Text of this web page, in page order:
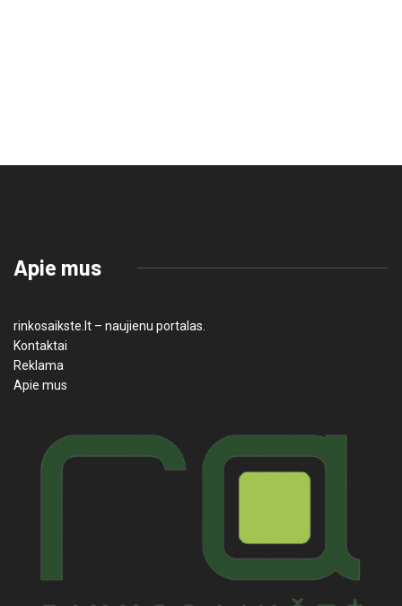
Apie mus
rinkosaikste.lt – naujienu portalas.
Kontaktai
Reklama
Apie mus